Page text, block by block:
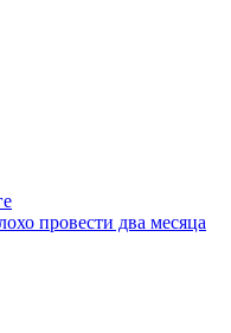
провести два месяца